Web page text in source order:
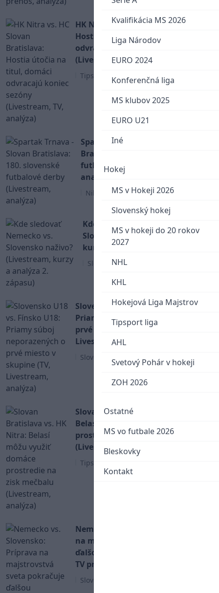
Kvalifikácia MS 2026
Liga Národov
EURO 2024
Konferenčná liga
MS klubov 2025
EURO U21
Iné
Hokej
MS v Hokeji 2026
Slovenský hokej
MS v hokeji do 20 rokov
2027
NHL
KHL
Hokejová Liga Majstrov
Tipsport liga
AHL
Svetový Pohár v hokeji
ZOH 2026
Ostatné
MS vo futbale 2026
Bleskovky
Kontakt
HK Nitra vs. HC Slovan Bratislava:
Hostia útočia na titul, domáci
odvracajú koniec sezóny
(Livestream, TV, analýza)
Tipsport liga
Spartak Trnava - Slovan
Bratislava: 180. slovenské
futbalové derby (Livestream,
analýza)
Niké Liga
Kde sledovať Nemecko vs.
Slovensko naživo? (Livestream,
kurzy a analýza 2. zápasu)
Slovenský hokej
Slovensko U18 vs. Fínsko U18:
Priamy súboj neporazených o
prvé miesto v skupine (TV,
Livestream, analýza)
Slovenský hokej
Slovan Bratislava vs. HK Nitra:
Belasí môžu využiť domáce
prostredie na zisk mečbalu
(Livestream, analýza)
Tipsport liga
Nemecko vs. Slovensko: Príprava
na majstrovstvá sveta pokračuje
ďalšou previerkou (Livestream,
TV prenos, analýza)
Slovenský hokej